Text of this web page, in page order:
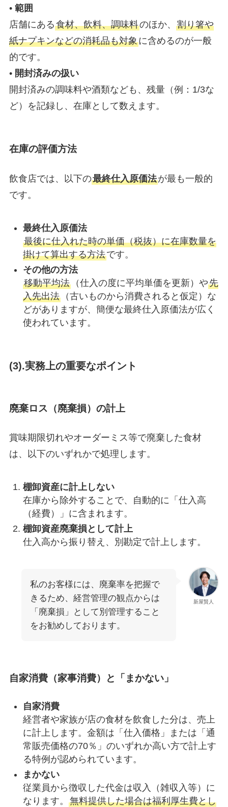
• 範囲
店舗にある食材、飲料、調味料のほか、 割り箸や
紙ナプキンなどの消耗品も対象に含めるのが一般
的です。
• 開封済みの扱い
開封済みの調味料や酒類なども、残量（例：1/3な
ど）を記録し、在庫として数えます。
在庫の評価方法
飲食店では、以下の最終仕入原価法が最も一般的
です。
最終仕入原価法
最後に仕入れた時の単価（税抜）に在庫数量を
掛けて算出する方法です。
その他の方法
移動平均法（仕入の度に平均単価を更新）や先
入先出法（古いものから消費されると仮定）な
どがありますが、簡便な最終仕入原価法が広く
使われています。
(3).実務上の重要なポイント
廃棄ロス（廃棄損）の計上
賞味期限切れやオーダーミス等で廃棄した食材
は、以下のいずれかで処理します。
棚卸資産に計上しない
在庫から除外することで、自動的に「仕入高
（経費）」に含まれます。
棚卸資産廃棄損として計上
仕入高から振り替え、別勘定で計上します。
新屋賢人
私のお客様には、廃棄率を把握で
きるため、経営管理の観点からは
「廃棄損」として別管理すること
をお勧めしております。
自家消費（家事消費）と「まかない」
自家消費
経営者や家族が店の食材を飲食した分は、売上
に計上します。金額は「仕入価格」または「通
常販売価格の70％」のいずれか高い方で計上す
る特例が認められています。
まかない
従業員から徴収した代金は収入（雑収入等）に
なります。 無料提供した場合は福利厚生費とし